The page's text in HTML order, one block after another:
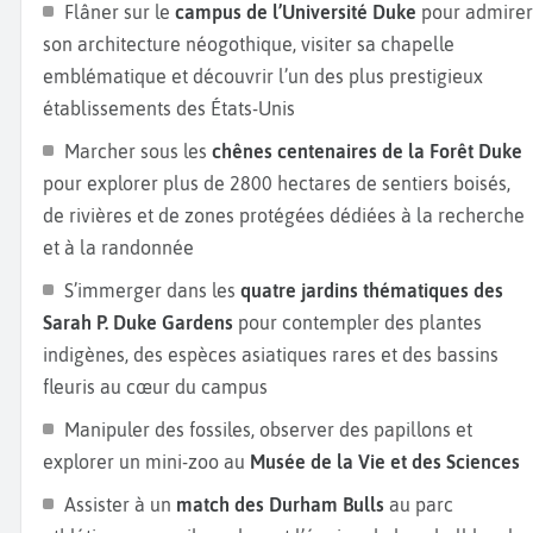
du tabac à la lutte pour les droits civiques.
Pendant votre séjour à Durham
, prenez le temps de
découvrir
Chapel Hill et de visiter l’
capitale de l’État, découvrez leNorth Carolina Museum of
Art, leMuseum of Natural Scienceset flânez dans le
quartier historique d'Oakwood . Pour une escapade
nature, leparc Eno River State Park,
Durham, offre des sentiers de randonnée, des rivières
pour le kayak et des aires de pique-nique en forêt. Enfin, à
Greensboro, l' International Civil Rights Center & Museum
retrace les grandes luttes pour l’égalité raciale dans un
lieu chargé d’histoire.
Flâner sur le campus de l’Université Duke pour admirer
son architecture néogothique, visiter sa chapelle
emblématique et découvrir l’un des plus prestigieux
établissements des États-Unis
Marcher sous les chênes centenaires de la Forêt Duke
pour explorer plus de 2800 hectares de sentiers boisés,
de rivières et de zones protégées dédiées à la recherche
et à la randonnée
S’immerger dans les quatre jardins thématiques des
Sarah P. Duke Gardens pour contempler des plantes
indigènes, des espèces asiatiques rares et des bassins
fleuris au cœur du campus
Manipuler des fossiles, observer des papillons et
explorer un mini-zoo au Musée de la Vie et des Sciences
Assister à un match des Durham Bulls au parc